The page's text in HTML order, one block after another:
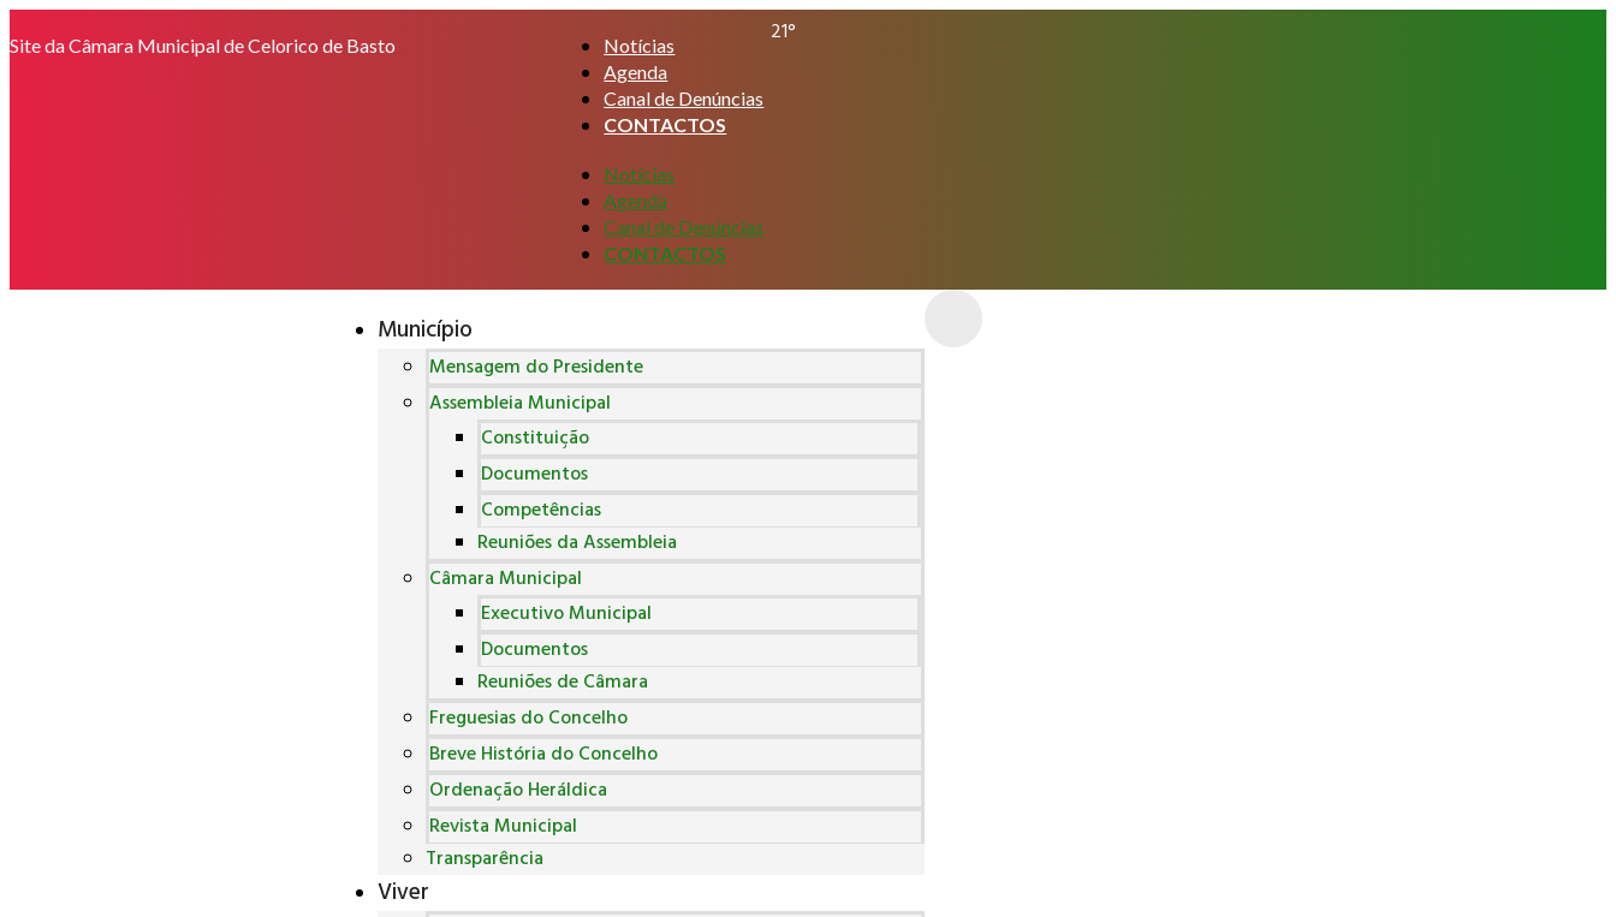
Site da Câmara Municipal de Celorico de Basto
Notícias
Agenda
Canal de Denúncias
CONTACTOS
Notícias
Agenda
Canal de Denúncias
CONTACTOS
21°
Município
Mensagem do Presidente
Assembleia Municipal
Constituição
Documentos
Competências
Reuniões da Assembleia
Câmara Municipal
Executivo Municipal
Documentos
Reuniões de Câmara
Freguesias do Concelho
Breve História do Concelho
Ordenação Heráldica
Revista Municipal
Transparência
Viver